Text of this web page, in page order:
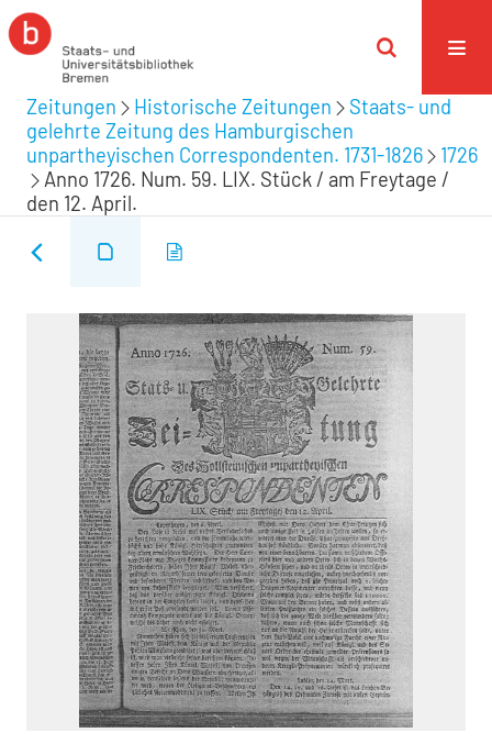
Zeitungen Historische Zeitungen
Staats- und
gelehrte Zeitung des Hamburgischen
unpartheyischen Correspondenten. 1731-1826
1726
Anno 1726. Num. 59. LIX. Stück / am Freytage /
den 12. April.